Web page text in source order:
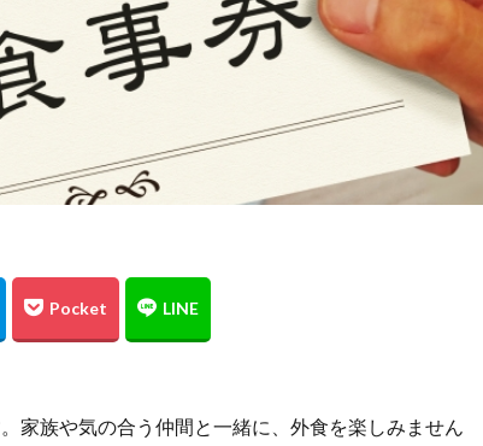
家族や気の合う仲間と一緒に、外食を楽しみません